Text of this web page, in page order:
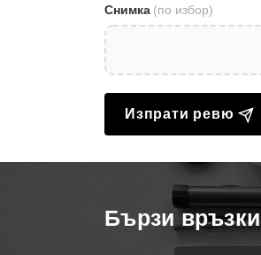
Снимка (по избор)
Изпрати ревю
Бързи връзки